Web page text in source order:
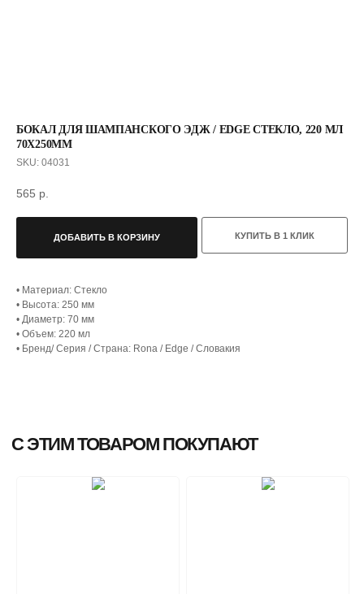
БОКАЛ ДЛЯ ШАМПАНСКОГО ЭДЖ / EDGE СТЕКЛО, 220 МЛ
70Х250ММ
SKU: 04031
565 р.
ДОБАВИТЬ В КОРЗИНУ КУПИТЬ В 1 КЛИК
• Материал: Стекло
• Высота: 250 мм
• Диаметр: 70 мм
• Объем: 220 мл
• Бренд/ Серия / Страна: Rona / Edge / Словакия
С ЭТИМ ТОВАРОМ ПОКУПАЮТ